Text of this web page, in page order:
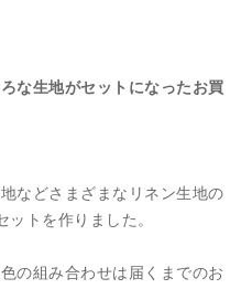
な生地がセットになったお買
などさまざまなリネン生地の
トを作りました。
の組み合わせは届くまでのお